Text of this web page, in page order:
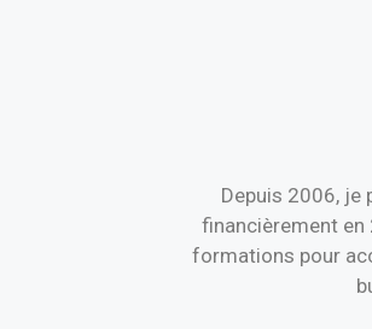
Depuis 2006, je
financièrement en
formations pour